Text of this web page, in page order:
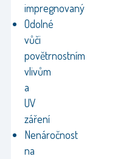
impregnovaný
Odolné
vůči
povětrnostním
vlivům
a
UV
záření
Nenáročnost
na